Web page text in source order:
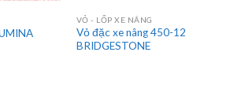
VỎ - LỐP XE NÂNG
Vỏ đặc xe nâng 450-12
BRIDGESTONE